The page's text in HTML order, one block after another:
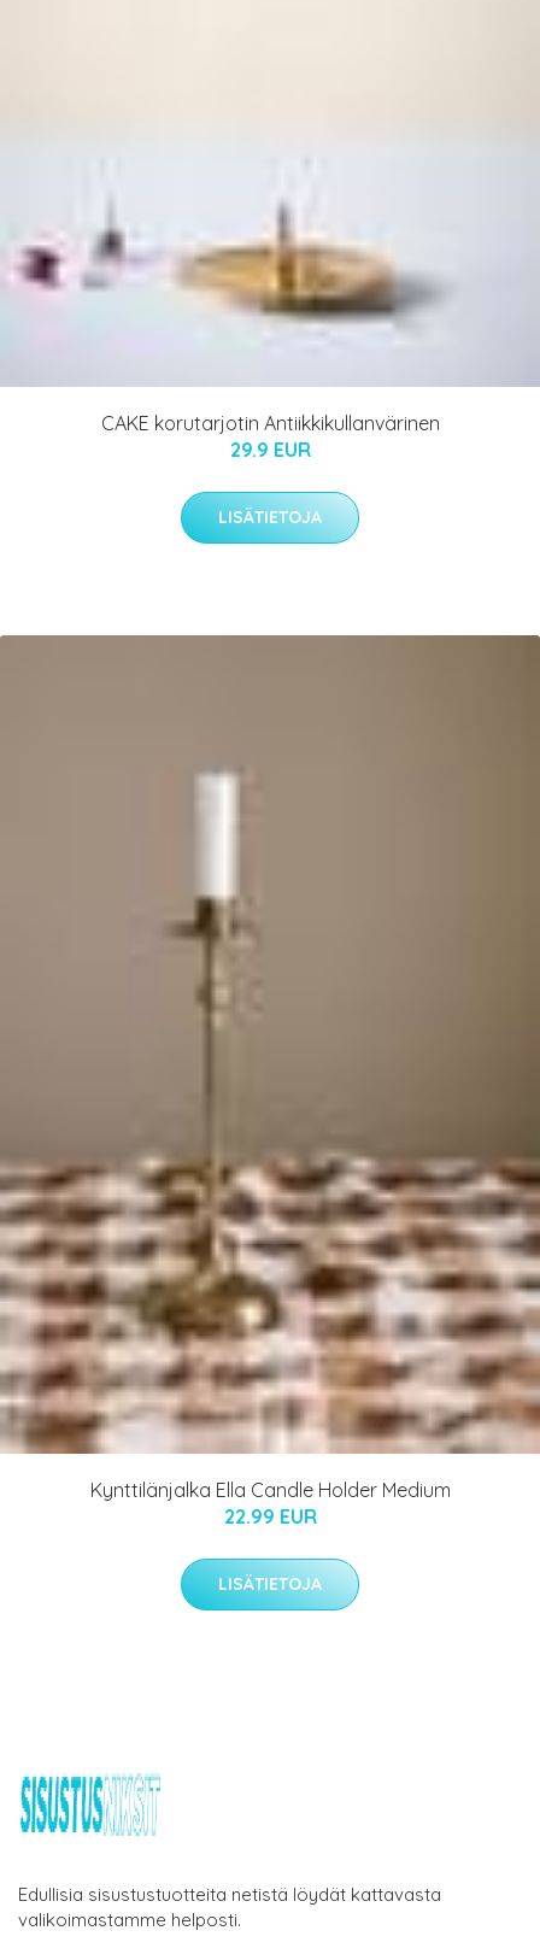
CAKE korutarjotin Antiikkikullanvärinen
29.9 EUR
LISÄTIETOJA
Kynttilänjalka Ella Candle Holder Medium
22.99 EUR
LISÄTIETOJA
Edullisia sisustustuotteita netistä löydät kattavasta
valikoimastamme helposti.